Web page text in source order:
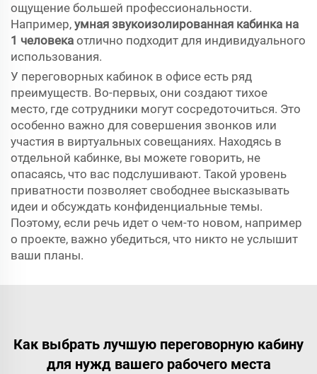
ощущение большей профессиональности.
Например, умная звукоизолированная кабинка на
1 человека отлично подходит для индивидуального
использования.
У переговорных кабинок в офисе есть ряд
преимуществ. Во-первых, они создают тихое
место, где сотрудники могут сосредоточиться. Это
особенно важно для совершения звонков или
участия в виртуальных совещаниях. Находясь в
отдельной кабинке, вы можете говорить, не
опасаясь, что вас подслушивают. Такой уровень
приватности позволяет свободнее высказывать
идеи и обсуждать конфиденциальные темы.
Поэтому, если речь идет о чем-то новом, например
о проекте, важно убедиться, что никто не услышит
ваши планы.
Как выбрать лучшую переговорную кабину
для нужд вашего рабочего места